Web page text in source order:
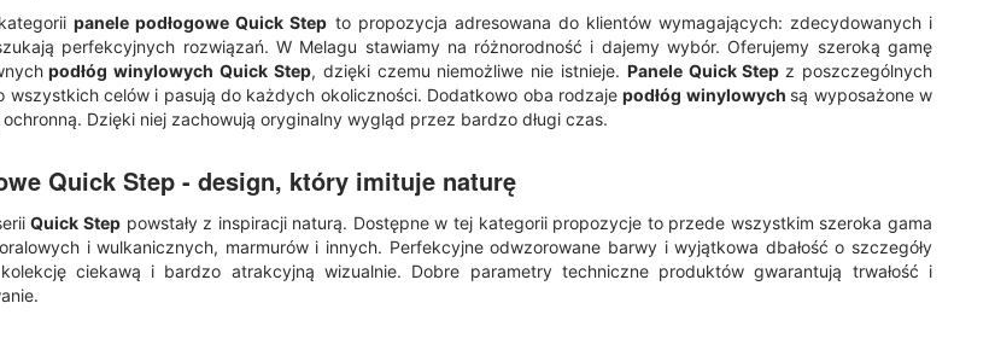
panele podłogowe Quick Step to propozycja adresowana do klientów wymagających: zdecydowanych i
perfekcyjnych rozwiązań. W Melagu stawiamy na różnorodność i dajemy wybór. Oferujemy szeroką gamę
podłóg winylowych Quick Step, dzięki czemu niemożliwe nie istnieje. Panele Quick Step z poszczególnych
wszystkich celów i pasują do każdych okoliczności. Dodatkowo oba rodzajepodłóg winylowych są wyposażone w
Dzięki niej zachowują oryginalny wygląd przez bardzo długi czas.
Quick Step - design, który imituje naturę
Quick Steppowstały z inspiracji naturą. Dostępne w tej kategorii propozycje to przede wszystkim szeroka gama
i wulkanicznych, marmurów i innych. Perfekcyjne odwzorowane barwy i wyjątkowa dbałość o szczegóły
ciekawą i bardzo atrakcyjną wizualnie. Dobre parametry techniczne produktów gwarantują trwałość i